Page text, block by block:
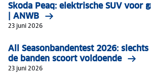
Skoda Peaq: elektrische SUV voor
| ANWB
23 juni 2026
All Seasonbandentest 2026:
de banden scoort voldoende
23 juni 2026